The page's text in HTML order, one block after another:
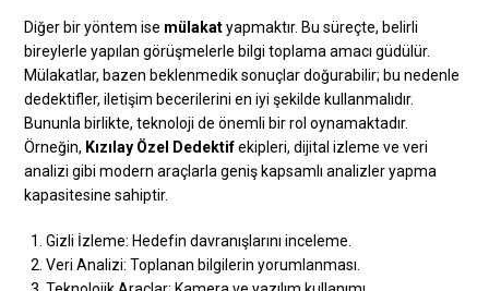
Diğer bir yöntem ise mülakatyapmaktır. Bu süreçte, belirli
bireylerle yapılan görüşmelerle bilgi toplama amacı güdülür.
Mülakatlar, bazen beklenmedik sonuçlar doğurabilir; bu nedenle
dedektifler, iletişim becerilerini en iyi şekilde kullanmalıdır.
Bununla birlikte, teknoloji de önemli bir rol oynamaktadır.
Örneğin, Kızılay Özel Dedektifekipleri, dijital izleme ve veri
analizi gibi modern araçlarla geniş kapsamlı analizler yapma
kapasitesine sahiptir.
Gizli İzleme: Hedefin davranışlarını inceleme.
Veri Analizi: Toplanan bilgilerin yorumlanması.